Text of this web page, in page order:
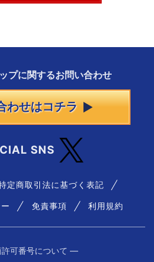
プに関するお問い合わせ
わせはコチラ
SNS
定商取引法に基づく表記
免責事項 利用規約
可番号について ―